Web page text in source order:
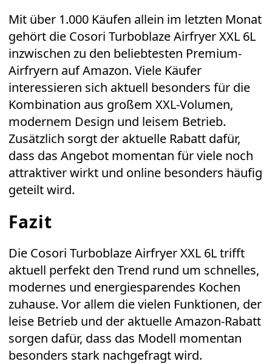
Mit über 1.000 Käufen allein im letzten Monat
gehört die Cosori Turboblaze Airfryer XXL 6L
inzwischen zu den beliebtesten Premium-
Airfryern aufAmazon. Viele Käufer
interessieren sich aktuell besonders für die
Kombination aus großem XXL-Volumen,
modernem Design und leisem Betrieb.
Zusätzlich sorgt der aktuelle Rabatt dafür,
dass das Angebot momentan für viele noch
attraktiver wirkt und online besonders häufig
geteilt wird.
Fazit
Die Cosori Turboblaze Airfryer XXL 6Ltrifft
aktuell perfekt den Trend rund um schnelles,
modernes und energiesparendes Kochen
zuhause. Vor allem die vielen Funktionen, der
leise Betrieb und der aktuelleAmazon-Rabatt
sorgen dafür, dass das Modell momentan
besonders stark nachgefragt wird.